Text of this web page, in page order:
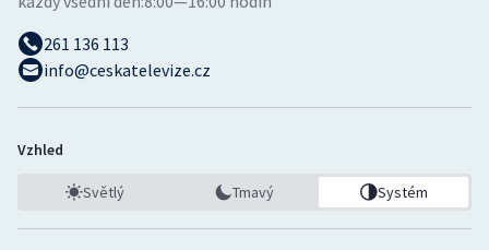
261 136 113
info@ceskatelevize.cz
Vzhled
Světlý Tmavý Systém